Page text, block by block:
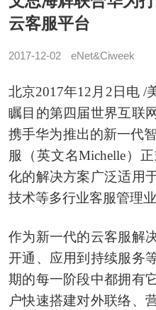
云客服平台
2017-12-02 eNet&Ciweek
北京2017年12月2日电 /
瞩目的第四届世界互联
携手华为推出的新一代
服（英文名Michelle）
化的解决方案广泛适用
技术等多行业客服管理业
作为新一代的云客服解
开通、应用到持续服务
期的每一阶段中都拥有
户快速搭建对外联络、